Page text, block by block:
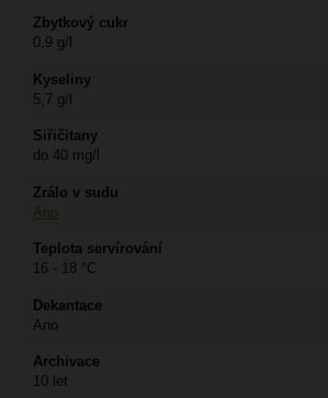
Zbytkový cukr
0,9 g/l
Kyseliny
5,7 g/l
Siřičitany
do 40 mg/l
Zrálo v sudu
Ano
Teplota servírování
16 - 18 °C
Dekantace
Ano
Archivace
10 let